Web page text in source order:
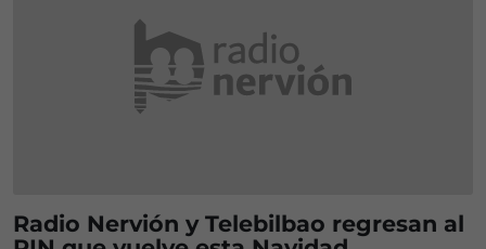
Radio Nervión y Telebilbao regresan al